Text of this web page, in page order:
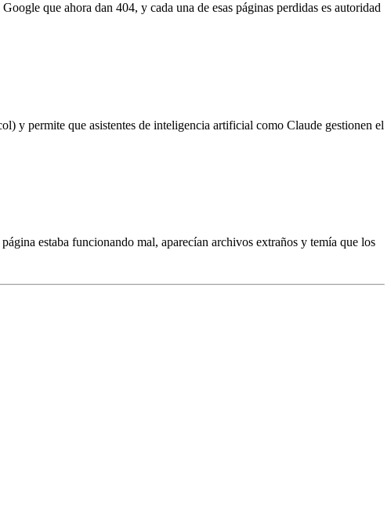
que ahora dan 404, y cada una de esas páginas perdidas es autoridad
y permite que asistentes de inteligencia artificial como Claude gestionen el
estaba funcionando mal, aparecían archivos extraños y temía que los